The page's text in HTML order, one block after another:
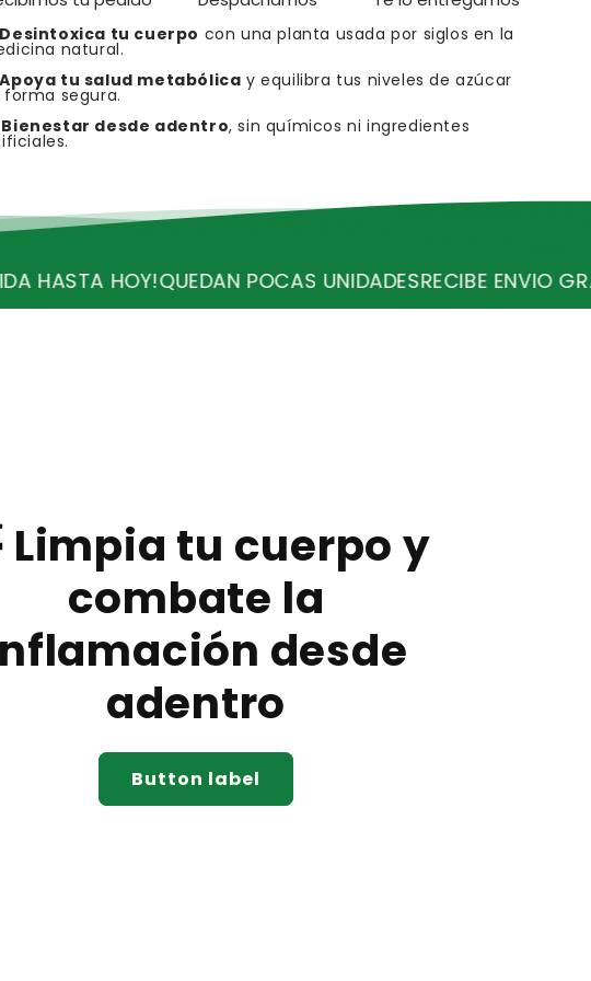
Desintoxica tu cuerpo con una planta usada por siglos en la
natural.
Apoya tu salud metabólica y equilibra tus niveles de azúcar
forma segura.
Bienestar desde adentro, sin químicos ni ingredientes
QUEDAN POCAS UNIDADESRECIBE ENVIO GRATIS¡OFERTA
Limpia tu cuerpo y
combate la
desde
adentro
Button label